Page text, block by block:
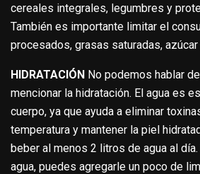
cereales integrales, legumbres y
También es importante limitar el
procesados, grasas saturadas, azúcar
HIDRATACIÓN No podemos hablar
mencionar la hidratación. El agua es
cuerpo, ya que ayuda a eliminar
temperatura y mantener la piel
beber al menos 2 litros de agua al
agua, puedes agregarle un poco de